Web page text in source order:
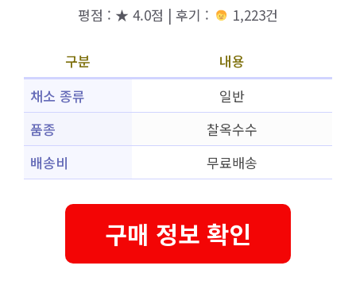
평점 : ★ 4.0점 | 후기 : 1,223건
구분
내용
채소 종류
일반
품종
찰옥수수
배송비
무료배송
구매 정보 확인